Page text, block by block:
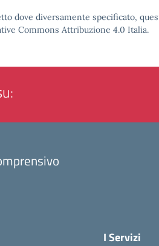
dove diversamente specificato,
Commons Attribuzione 4.0 Italia.
I Servizi